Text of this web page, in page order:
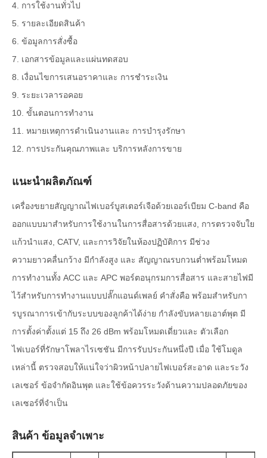
4. การใช้งานทั่วไป
5. รายละเอียดสินค้า
6. ข้อมูลการสั่งซื้อ
7. เอกสารข้อมูลและแผ่นทดสอบ
8. เงื่อนไขการเสนอราคาและ การชำระเงิน
9. ระยะเวลารอคอย
10. ขั้นตอนการทำงาน
11. หมายเหตุการดำเนินงานและ การบำรุงรักษา
12. การประกันคุณภาพและ บริการหลังการขาย
แนะนำผลิตภัณฑ์
เครื่องขยายสัญญาณไฟเบอร์บูสเตอร์เจือด้วยเออร์เบียม C-band คือ
ออกแบบมาสำหรับการใช้งานในการสื่อสารด้วยแสง, การตรวจจับใย
แก้วนำแสง, CATV, และการวิจัยในห้องปฏิบัติการ มีช่วง
ความยาวคลื่นกว้าง มีกำลังสูง และ สัญญาณรบกวนต่ำพร้อมโหมด
การทำงานทั้ง ACC และ APC พอร์ตอนุกรมการสื่อสาร และสายไฟมี
ไว้สำหรับการทำงานแบบปลั๊กแอนด์เพลย์ คำสั่งคือ พร้อมสำหรับกา
รบูรณาการเข้ากับระบบของลูกค้าได้ง่าย กำลังขับหลายเอาต์พุต มี
การตั้งค่าตั้งแต่ 15 ถึง 26 dBm พร้อมโหมดเดี่ยวและ ตัวเลือก
ไฟเบอร์ที่รักษาโพลาไรเซชัน มีการรับประกันหนึ่งปี เมื่อ ใช้โมดูล
เหล่านี้ ตรวจสอบให้แน่ใจว่าผิวหน้าปลายไฟเบอร์สะอาด และระวัง
เลเซอร์ ข้อจำกัดอินพุต และใช้ข้อควรระวังด้านความปลอดภัยของ
เลเซอร์ที่จำเป็น
สินค้า ข้อมูลจำเพาะ